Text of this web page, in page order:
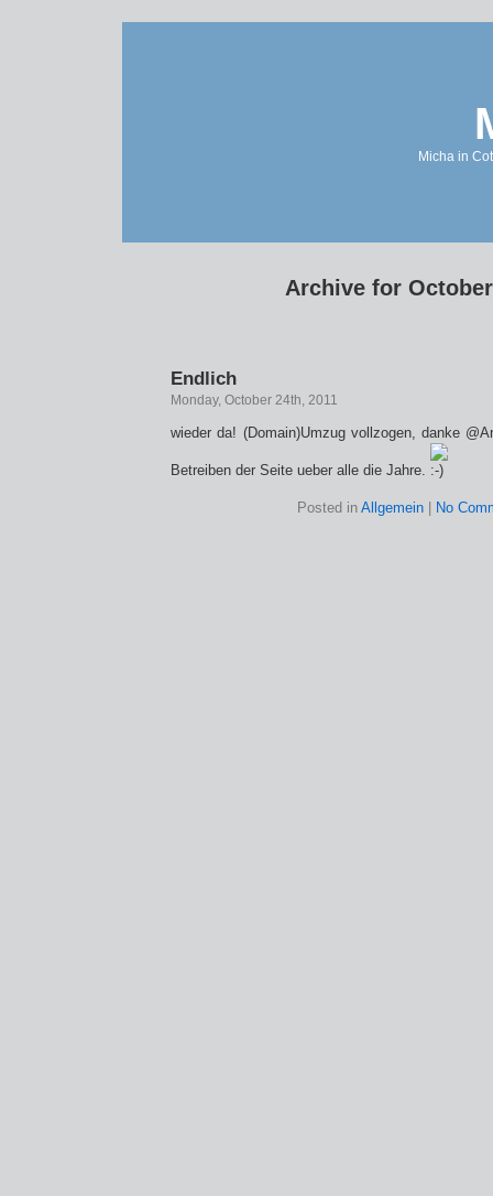
Micha in
Archive for
Endlich
Monday, October 24th, 2011
wieder da! (Domain)Umzug vollzogen, danke
Betreiben der Seite ueber alle die Jahre.
Posted in Allgemein No